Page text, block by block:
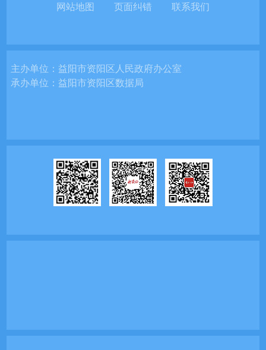
网站地图 页面纠错 联系我们
主办单位：益阳市资阳区人民政府办公室
承办单位：益阳市资阳区数据局